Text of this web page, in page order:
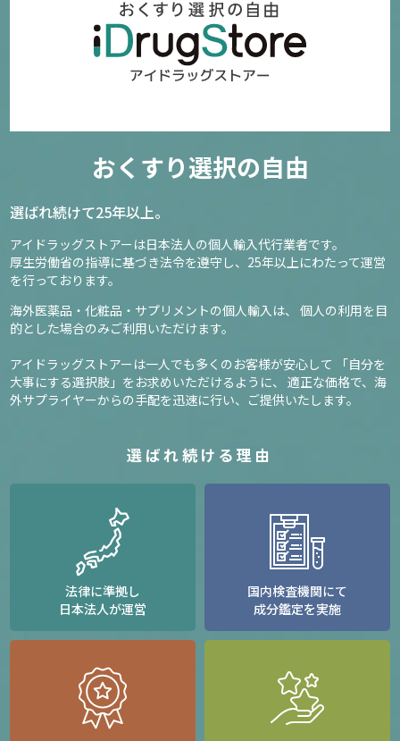
おくすり選択の自由
選ばれ続けて25年以上。
アイドラッグストアーは日本法人の個人輸入代行業者です。
厚生労働省の指導に基づき法令を遵守し、 25年以上にわたって運営
を行っております。
海外医薬品・化粧品・サプリメントの個人輸入は、
個人の利用を目
的とした場合のみご利用いただけます。
アイドラッグストアーは一人でも多くのお客様が安心して
「自分を
大事にする選択肢」をお求めいただけるように、
適正な価格で、海
外サプライヤーからの手配を迅速に行い、ご提供いたします。
選ばれ続ける理由
法律に準拠し
日本法人が運営
国内検査機関にて
成分鑑定を実施